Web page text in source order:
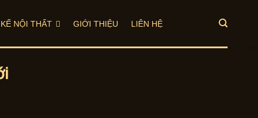
NỘI THẤT GIỚI THIỆU LIÊN HỆ